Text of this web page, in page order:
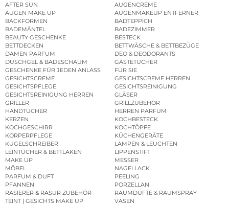
AFTER SUN
AUGENCREME
AUGEN MAKE UP
AUGENMAKEUP ENTFERNER
BACKFORMEN
BADTEPPICH
BADEMÄNTEL
BADEZIMMER
BEAUTY GESCHENKE
BESTECK
BETTDECKEN
BETTWÄSCHE & BETTBEZÜGE
DAMEN PARFUM
DEO & DEODORANTS
DUSCHGEL & BADESCHAUM
GÄSTETÜCHER
GESCHENKE FÜR JEDEN ANLASS
FÜR SIE
GESICHTSCREME
GESICHTSCREME HERREN
GESICHTSPFLEGE
GESICHTSREINIGUNG
GESICHTSREINIGUNG HERREN
GLÄSER
GRILLER
GRILLZUBEHÖR
HANDTÜCHER
HERREN PARFUM
KERZEN
KOCHBESTECK
KOCHGESCHIRR
KOCHTÖPFE
KÖRPERPFLEGE
KÜCHENGERÄTE
KUGELSCHREIBER
LAMPEN & LEUCHTEN
LEINTÜCHER & BETTLAKEN
LIPPENSTIFT
MAKE UP
MESSER
MÖBEL
NAGELLACK
PARFUM & DUFT
PEELING
PFANNEN
PORZELLAN
RASIERER & RASUR ZUBEHÖR
RAUMDÜFTE & RAUMSPRAY
TEINT | GESICHTS MAKE UP
VASEN